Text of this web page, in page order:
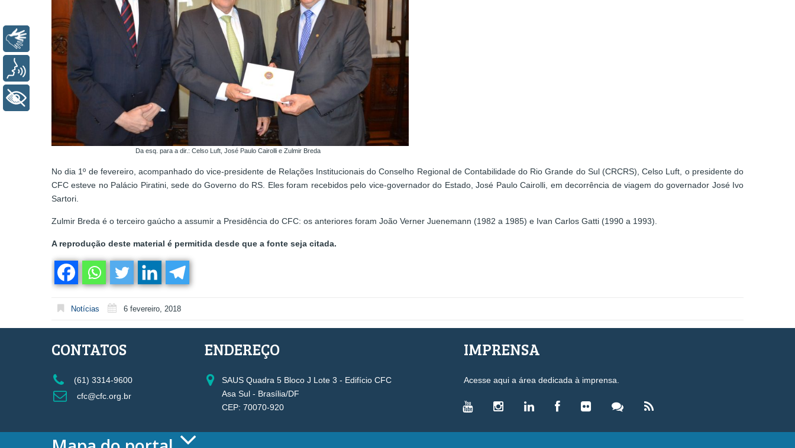
Da esq. para a dir.: Celso Luft, José Paulo Cairolli e Zulmir Breda
No dia 1º de fevereiro, acompanhado do vice-presidente de Relações Institucionais do Conselho Regional de Contabilidade do Rio Grande do Sul (CRCRS), Celso Luft, o presidente do
CFC esteve no Palácio Piratini, sede do Governo do RS. Eles foram recebidos pelo vice-governador do Estado, José Paulo Cairolli, em decorrência de viagem do governador José Ivo
Sartori.
Zulmir Breda é o terceiro gaúcho a assumir a Presidência do CFC: os anteriores foram João Verner Juenemann (1982 a 1985) e Ivan Carlos Gatti (1990 a 1993).
A reprodução deste material é permitida desde que a fonte seja citada.
Notícias 6 fevereiro, 2018
CONTATOS
(61) 3314-9600
cfc@cfc.org.br
ENDEREÇO
SAUS Quadra 5 Bloco J Lote 3 - Edifício CFC
Asa Sul - Brasília/DF
CEP: 70070-920
IMPRENSA
Acesse aqui a área dedicada à imprensa.
Libras
+ Acessibilidade